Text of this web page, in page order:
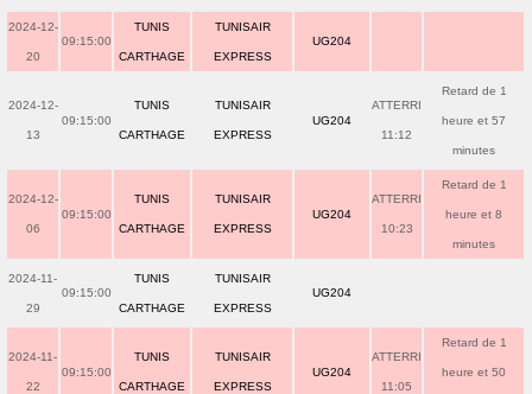
2024-12-
20
09:15:00
TUNIS
CARTHAGE
TUNISAIR
EXPRESS
UG204
2024-12-
13
09:15:00
TUNIS
CARTHAGE
TUNISAIR
EXPRESS
UG204
ATTERRI
11:12
Retard de 1
heure et 57
minutes
2024-12-
06
09:15:00
TUNIS
CARTHAGE
TUNISAIR
EXPRESS
UG204
ATTERRI
10:23
Retard de 1
heure et 8
minutes
2024-11-
29
09:15:00
TUNIS
CARTHAGE
TUNISAIR
EXPRESS
UG204
2024-11-
22
09:15:00
TUNIS
CARTHAGE
TUNISAIR
EXPRESS
UG204
ATTERRI
11:05
Retard de 1
heure et 50